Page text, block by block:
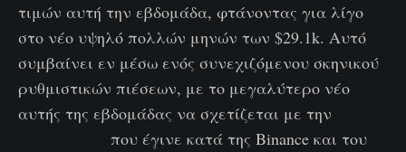
τιμών αυτή την εβδομάδα, φτάνοντας για λίγο
στο νέο υψηλό πολλών μηνών των $29.1k. Αυτό
συμβαίνει εν μέσω ενός συνεχιζόμενου σκηνικού
ρυθμιστικών πιέσεων, με το μεγαλύτερο νέο
αυτής της εβδομάδας να σχετίζεται με την
που έγινε κατά της Binance και του